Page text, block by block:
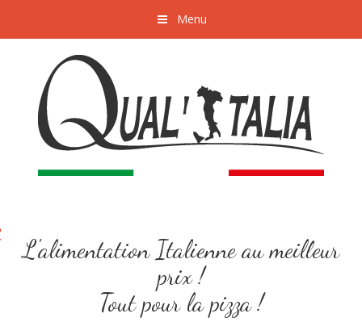
Menu
L'alimentation Italienne au meilleur
prix !
Tout pour la pizza !